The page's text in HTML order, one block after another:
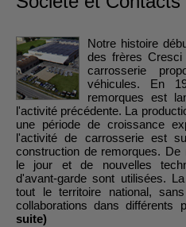
Notre histoire
des frères
carrosserie
véhicules. En
remorques est
l'activité précédente. La
une période de croissance
l'activité de carrosserie est
construction de remorques. De
le jour et de nouvelles
d'avant-garde sont utilisées.
tout le territoire national,
collaborations dans différents
suite)